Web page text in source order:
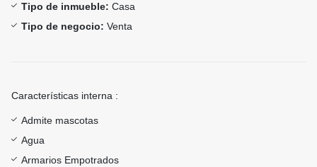
Tipo de inmueble: Casa
Tipo de negocio: Venta
Características interna :
Admite mascotas
Agua
Armarios Empotrados